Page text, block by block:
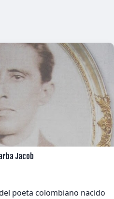
Jacob
poeta colombiano nacido